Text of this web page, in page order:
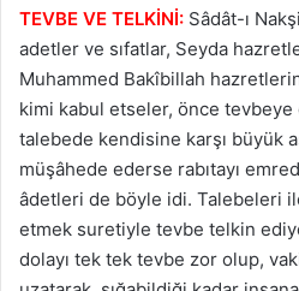
TEVBE VE TELKİNİ: Sâdât-ı
adetler ve sıfatlar, Seyda
Muhammed Bakîbillah
kimi kabul etseler, önce
talebede kendisine karşı büyük
müşâhede ederse rabıtayı
âdetleri de böyle idi. Talebeleri
etmek suretiyle tevbe telkin
dolayı tek tek tevbe zor olup,